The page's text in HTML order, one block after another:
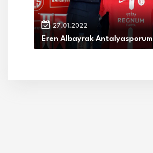
27.01.2022
Eren Albayrak